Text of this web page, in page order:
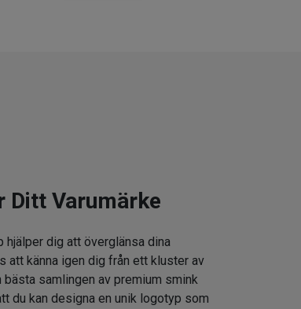
Ditt Varumärke
hjälper dig att överglänsa dina
att känna igen dig från ett kluster av
bästa samlingen av premium smink
du kan designa en unik logotyp som